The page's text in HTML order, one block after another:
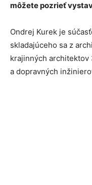
môžete pozrieť
Ondrej Kurek je
skladajúceho sa z
krajinných architektov
a dopravných